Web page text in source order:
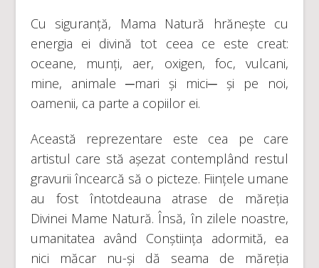
Cu siguranță, Mama Natură hrănește cu
energia ei divină tot ceea ce este creat:
oceane, munți, aer, oxigen, foc, vulcani,
mine, animale ─mari și mici─ și pe noi,
oamenii, ca parte a copiilor ei.
Această reprezentare este cea pe care
artistul care stă așezat contemplând restul
gravurii încearcă să o picteze. Ființele umane
au fost întotdeauna atrase de măreția
Divinei Mame Natură. Însă, în zilele noastre,
umanitatea având Conștiința adormită, ea
nici măcar nu-și dă seama de măreția